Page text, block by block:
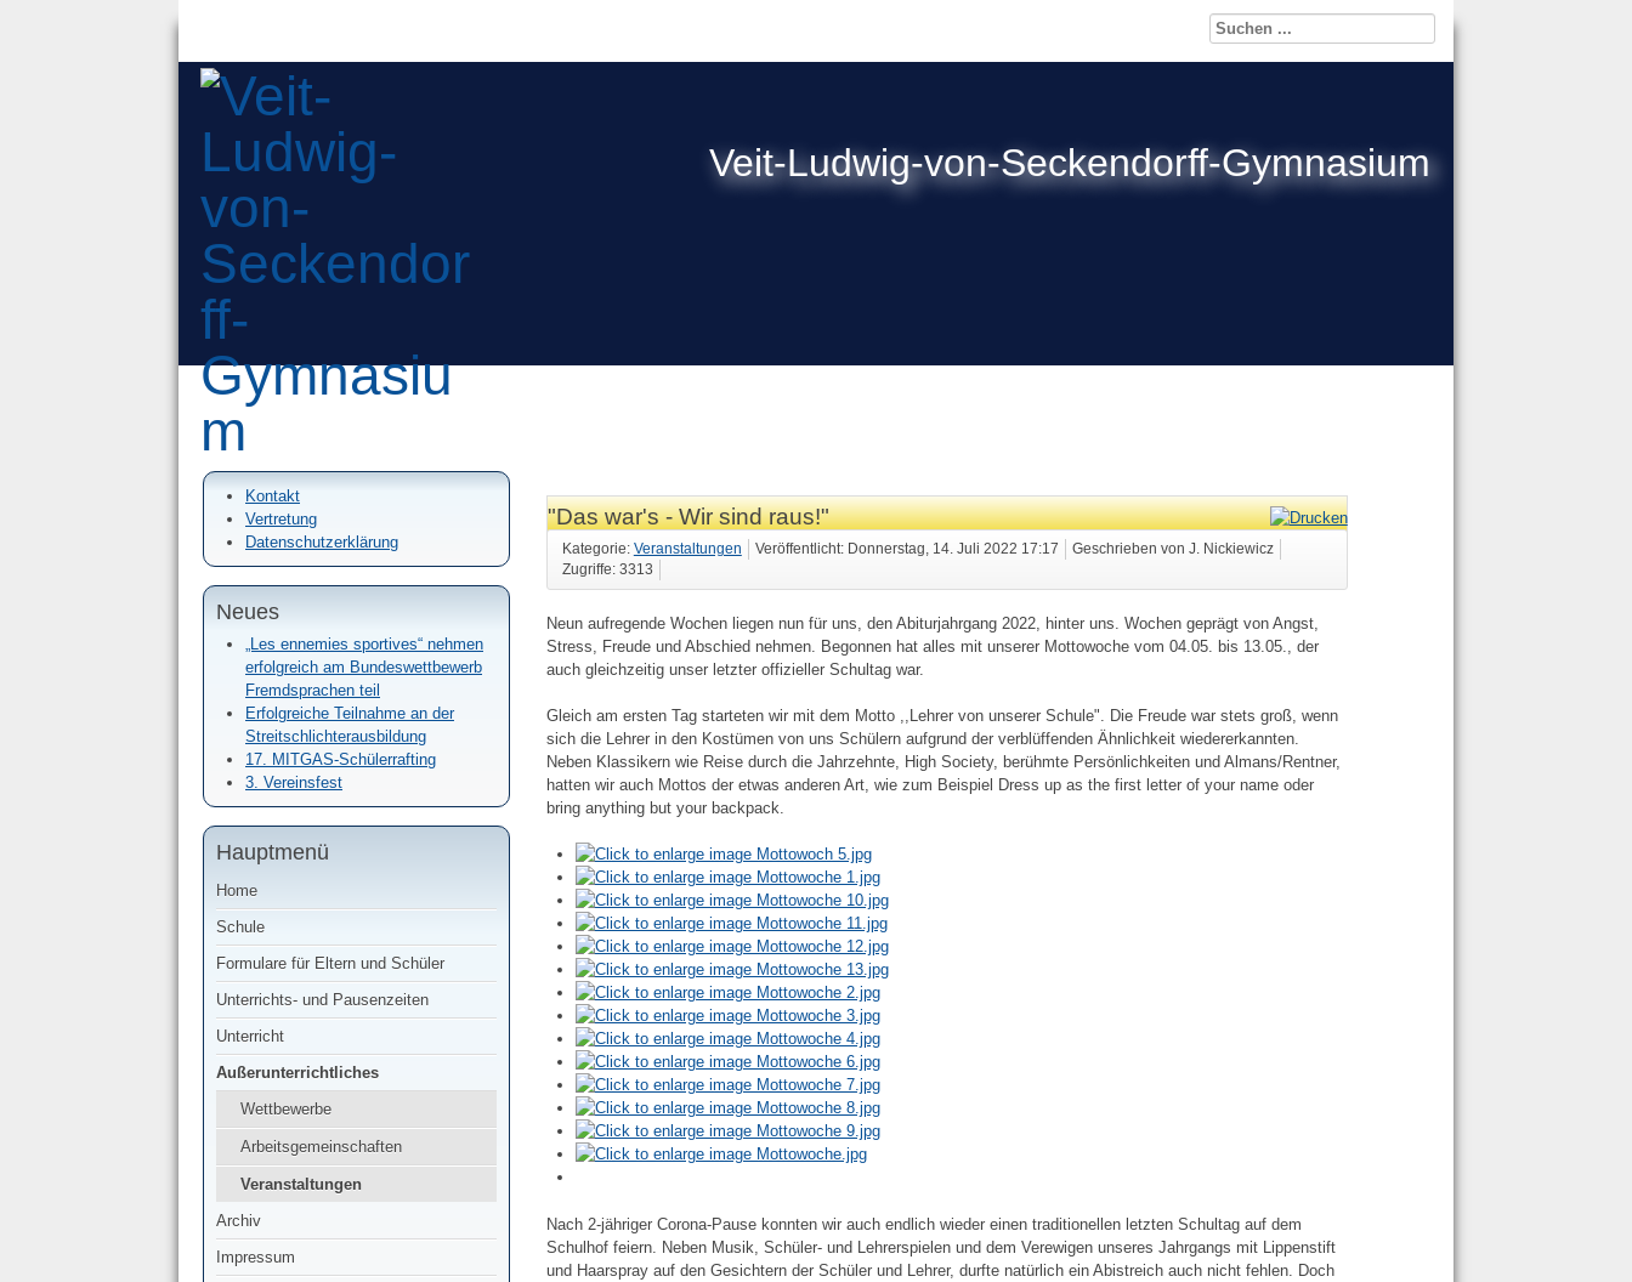
Veit-Ludwig-von-Seckendorff-Gymnasium
Kontakt
Vertretung
Datenschutzerklärung
Neues
„Les ennemies sportives“ nehmen
erfolgreich am Bundeswettbewerb
Fremdsprachen teil
Erfolgreiche Teilnahme an der
Streitschlichterausbildung
17. MITGAS-Schülerrafting
3. Vereinsfest
Hauptmenü
Home
Schule
Formulare für Eltern und Schüler
Unterrichts- und Pausenzeiten
Unterricht
Außerunterrichtliches
Wettbewerbe
Arbeitsgemeinschaften
Veranstaltungen
Archiv
Impressum
"Das war's - Wir sind raus!"
Kategorie: Veranstaltungen Veröffentlicht: Donnerstag, 14. Juli 2022 17:17
Geschrieben von J. Nickiewicz
Zugriffe: 3313
Neun aufregende Wochen liegen nun für uns, den Abiturjahrgang 2022, hinter uns. Wochen geprägt von Angst,
Stress, Freude und Abschied nehmen. Begonnen hat alles mit unserer Mottowoche vom 04.05. bis 13.05., der
auch gleichzeitig unser letzter offizieller Schultag war.
Gleich am ersten Tag starteten wir mit dem Motto ,,Lehrer von unserer Schule". Die Freude war stets groß, wenn
sich die Lehrer in den Kostümen von uns Schülern aufgrund der verblüffenden Ähnlichkeit wiedererkannten.
Neben Klassikern wie Reise durch die Jahrzehnte, High Society, berühmte Persönlichkeiten und Almans/Rentner,
hatten wir auch Mottos der etwas anderen Art, wie zum Beispiel Dress up as the first letter of your name oder
bring anything but your backpack.
Nach 2-jähriger Corona-Pause konnten wir auch endlich wieder einen traditionellen letzten Schultag auf dem
Schulhof feiern. Neben Musik, Schüler- und Lehrerspielen und dem Verewigen unseres Jahrgangs mit Lippenstift
und Haarspray auf den Gesichtern der Schüler und Lehrer, durfte natürlich ein Abistreich auch nicht fehlen. Doch